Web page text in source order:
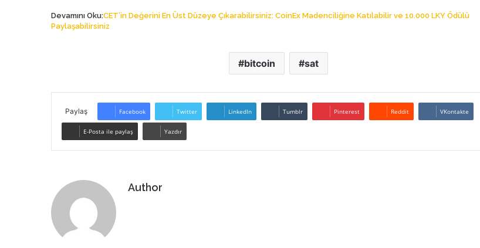
Devamını Oku:CET’in Değerini En Üst Düzeye Çıkarabilirsiniz: CoinEx Madenciliğine Katılabilir ve 10.000 LKY Ödülü
Paylaşabilirsiniz
bitcoin sat
Paylaş Facebook Twitter LinkedIn Tumblr Pinterest Reddit VKontakte
E-Posta ile paylaş Yazdır
Author